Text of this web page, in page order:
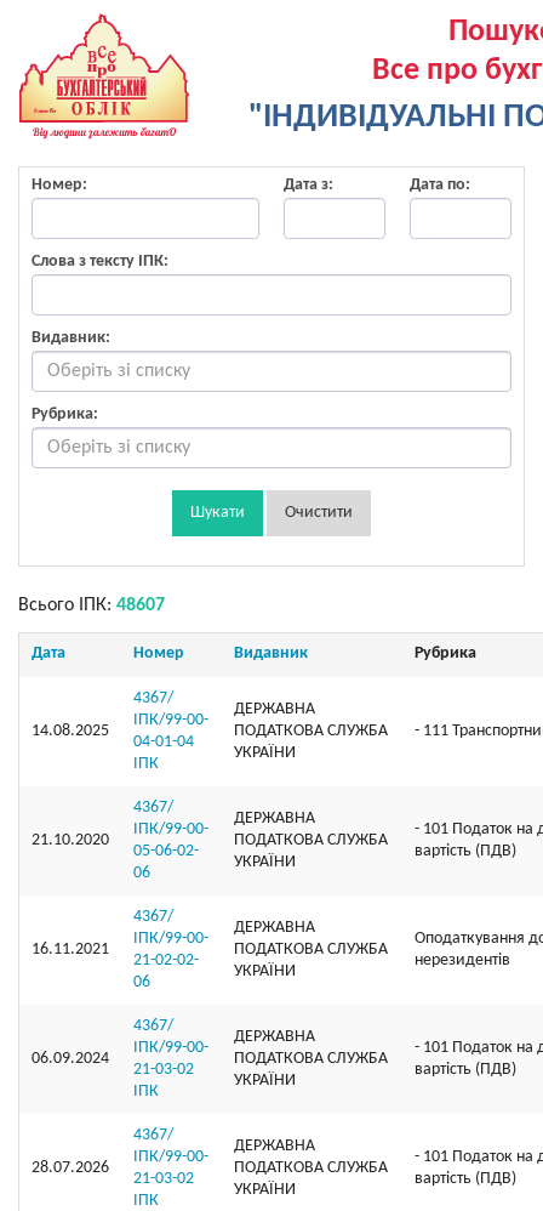
Все про
"ІНДИВІДУАЛЬНІ
Номер: Дата з: Дата по:
Слова з тексту ІПК:
Видавник:
Рубрика:
Шукати Очистити
Всього ІПК: 48607
Дата Номер Видавник Рубрика
14.08.2025
4367/
ІПК/99-00-
04-01-04
ІПК
ДЕРЖАВНА
ПОДАТКОВА СЛУЖБА
УКРАЇНИ
- 111
21.10.2020
4367/
ІПК/99-00-
05-06-02-
06
ДЕРЖАВНА
ПОДАТКОВА СЛУЖБА
УКРАЇНИ
- 101 Податок на
вартість (ПДВ)
16.11.2021
4367/
ІПК/99-00-
21-02-02-
06
ДЕРЖАВНА
ПОДАТКОВА СЛУЖБА
УКРАЇНИ
Оподаткування
нерезидентів
06.09.2024
4367/
ІПК/99-00-
21-03-02
ІПК
ДЕРЖАВНА
ПОДАТКОВА СЛУЖБА
УКРАЇНИ
- 101 Податок на
вартість (ПДВ)
28.07.2026
4367/
ІПК/99-00-
21-03-02
ІПК
ДЕРЖАВНА
ПОДАТКОВА СЛУЖБА
УКРАЇНИ
- 101 Податок на
вартість (ПДВ)